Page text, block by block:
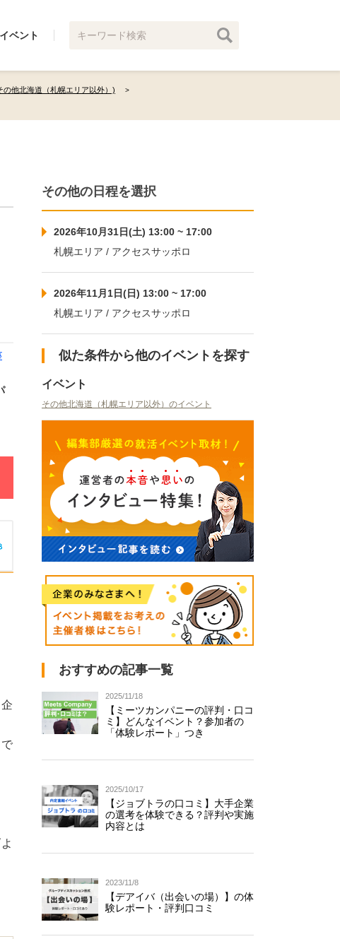
ベント
他北海道（札幌エリア以外）)
その他の日程を選択
2026年10月31日(土) 13:00 ~ 17:00
札幌エリア / アクセスサッポロ
2026年11月1日(日) 13:00 ~ 17:00
札幌エリア / アクセスサッポロ
似た条件から他のイベントを探す
イベント
その他北海道（札幌エリア以外）のイベント
おすすめの記事一覧
2025/11/18
【ミーツカンパニーの評判・口コ
ミ】どんなイベント？参加者の
「体験レポート」つき
2025/10/17
【ジョブトラの口コミ】大手企業
の選考を体験できる？評判や実施
内容とは
2023/11/8
【デアイバ（出会いの場）】の体
験レポート・評判口コミ